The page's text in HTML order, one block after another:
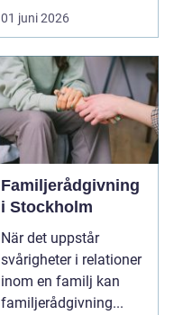
teknisk och ...
01 juni 2026
Familjerådgivning
i Stockholm
När det uppstår
svårigheter i relationer
inom en familj kan
familjerådgivning...